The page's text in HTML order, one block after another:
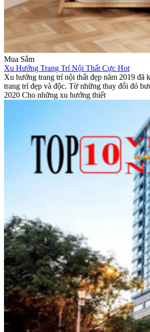
Mua Sắm
Xu Hướng Trang Trí Nội Thất Cực Hot
Xu hướng trang trí nội thất đẹp năm 2019 đã
trang trí đẹp và độc. Từ những thay đổi đó
2020 Cho những xu hướng thiết